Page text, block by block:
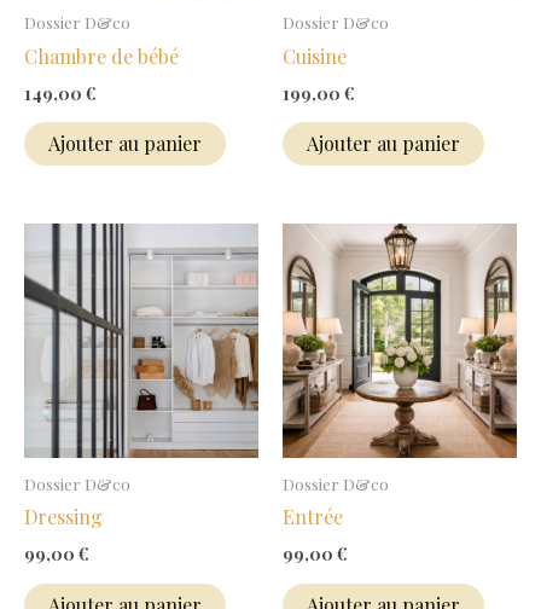
Dossier D&co
Chambre de bébé
149,00 €
Ajouter au panier
Dossier D&co
Cuisine
199,00 €
Ajouter au panier
Dossier D&co
Dressing
99,00 €
Dossier D&co
Entrée
99,00 €